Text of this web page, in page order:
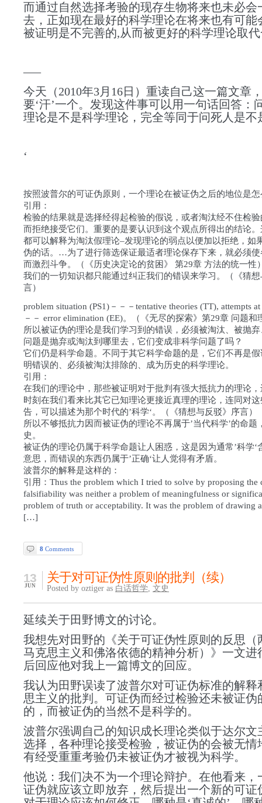
而通过自然选择考验的现存生物将来也未必会
去，正如现在最好的科学理论在将来也有可能
被证明是不完善的,从而被更好的科学理论取
—–
今天（2010年3月16日）重读自己这一篇文章
要‘汗’一个。发现这件事可以用一句话回答：
理论是不是科学理论，完全等同于问死人是不
‘
按照波普尔的可证伪原则，一个理论在被证伪之后的地位是
引用：
检验的结果就是选择经得起检验的假说，或者淘汰经不住检
而拒绝接受它们。重要的是要认识到这个观点所得出的结论
都可以解释为淘汰假理论–发现理论的弱点以便加以拒绝，如
伪的话。…为了进行筛选保证最适者理论保存下来，就必须
而激烈斗争。（《历史决定论的贫困》 第29章 方法的统一性
我们的一切知识都只能通过纠正我们的错误来学习。（《猜
言）
problem situation (PS1)－－－tentative theories (TT), attempts
－－ error elimination (EE)。（《无尽的探索》第29章 问题和
所以被证伪的理论是我们学习到的错误，必须被淘汰、被抛
问题是抛弃或淘汰到哪里去，它们变成非科学问题了吗？
它们仍是科学命题。不同于其它科学命题的是，它们不再是
明错误的、必须被淘汰排除的、成为历史的科学理论。
引用：
在我们的理论中，那些被证明对于批判有强大抵抗力的理论
时刻在我们看来比其它已知理论更接近真理的理论，连同对
告，可以描述为那个时代的’科学‘。（《猜想与反驳》序言）
所以不够抵抗力因而被证伪的理论不再属于’当代科学’的命题
史。
被证伪的理论仍属于科学命题让人困惑，这是因为通常’科学‘
意思，而错误的东西仍属于’正确‘让人觉得有矛盾。
波普尔的解释是这样的：
引用：Thus the problem which I tried to solve by proposing the
falsifiability was neither a problem of meaningfulness or
problem of truth or acceptability. It was the problem of drawing
[…]
8 Comments
关于对可证伪性原则的批判（续）
13
JUN Posted by oztiger as 白话哲学, 文史
延续关于田野博文的讨论。
我想先对田野的《关于可证伪性原则的反思（
马克思主义和佛洛依德的精神分析）》一文进
后回应他对我上一篇博文的回应。
我认为田野误读了波普尔对可证伪标准的解释
思主义的批判。可证伪而经过检验还未被证伪
的，而被证伪的当然不是科学的。
波普尔强调自己的知识成长理论类似于达尔文
选择，各种理论接受检验，被证伪的会被无情
有经受重重考验仍未被证伪才被视为科学。
他说：我们决不为一个理论辩护。在他看来，
证伪就应该立即放弃，然后提出一个新的可证